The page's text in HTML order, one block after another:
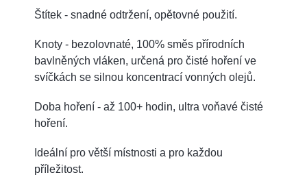
Štítek - snadné odtržení, opětovné použití.
Knoty - bezolovnaté, 100% směs přírodních
bavlněných vláken, určená pro čisté hoření ve
svíčkách se silnou koncentrací vonných olejů.
Doba hoření - až 100+ hodin, ultra voňavé čisté
hoření.
Ideální pro větší místnosti a pro každou
příležitost.